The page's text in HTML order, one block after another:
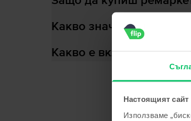
Настоящият
Използваме
Какво значи здраве на
Какво е включено в